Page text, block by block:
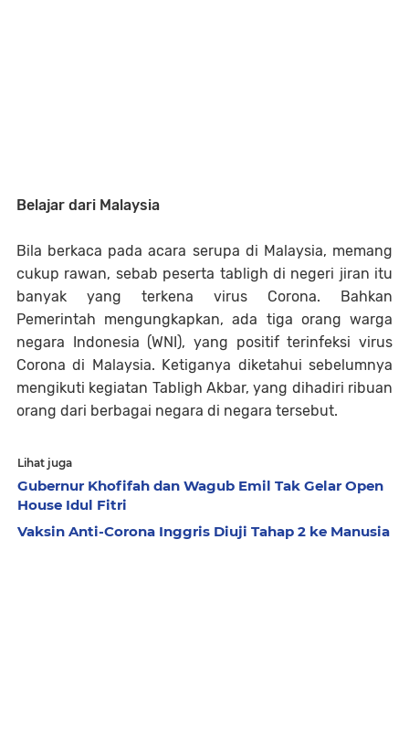
Belajar dari Malaysia
Bila berkaca pada acara serupa di Malaysia, memang
cukup rawan, sebab peserta tabligh di negeri jiran itu
banyak yang terkena virus Corona. Bahkan
Pemerintah mengungkapkan, ada tiga orang warga
negara Indonesia (WNI), yang positif terinfeksi virus
Corona di Malaysia. Ketiganya diketahui sebelumnya
mengikuti kegiatan Tabligh Akbar, yang dihadiri ribuan
orang dari berbagai negara di negara tersebut.
Lihat juga
Gubernur Khofifah dan Wagub Emil Tak Gelar Open
House Idul Fitri
Vaksin Anti-Corona Inggris Diuji Tahap 2 ke Manusia